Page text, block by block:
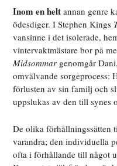
Inom en helt annan genre
ödesdiger. I Stephen Kings
vansinne i det isolerade,
vintervaktmästare bor på
Midsommar genomgår
omvälvande sorgeprocess:
förlusten av sin familj och
uppslukas av den till synes
De olika förhållningssätten
varandra; den individuella
ofta i förhållande till något